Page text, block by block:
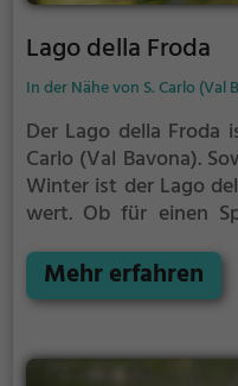
Lago della Froda
In der Nähe von S. Carlo (Val
Der Lago della Froda
Carlo (Val Bavona).
Winter ist der Lago
wert. Ob für einen
della Froda bietet
Freizeitaktivitäten.
Mehr erfahren